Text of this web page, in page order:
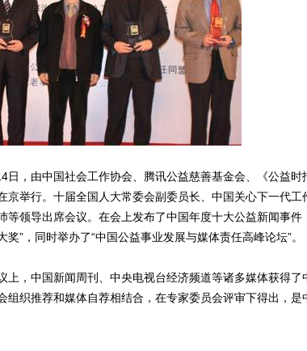
，由中国社会工作协会、腾讯公益慈善基金会、《公益时
京举行。十届全国人大常委会副委员长、中国关心下一代工
等领导出席会议。在会上发布了中国年度十大公益新闻事件
奖”，同时举办了“中国公益事业发展与媒体责任高峰论坛”。
，中国新闻周刊、中央电视台经济频道等诸多媒体获得了
组织推荐和媒体自荐相结合，在专家委员会评审下得出，